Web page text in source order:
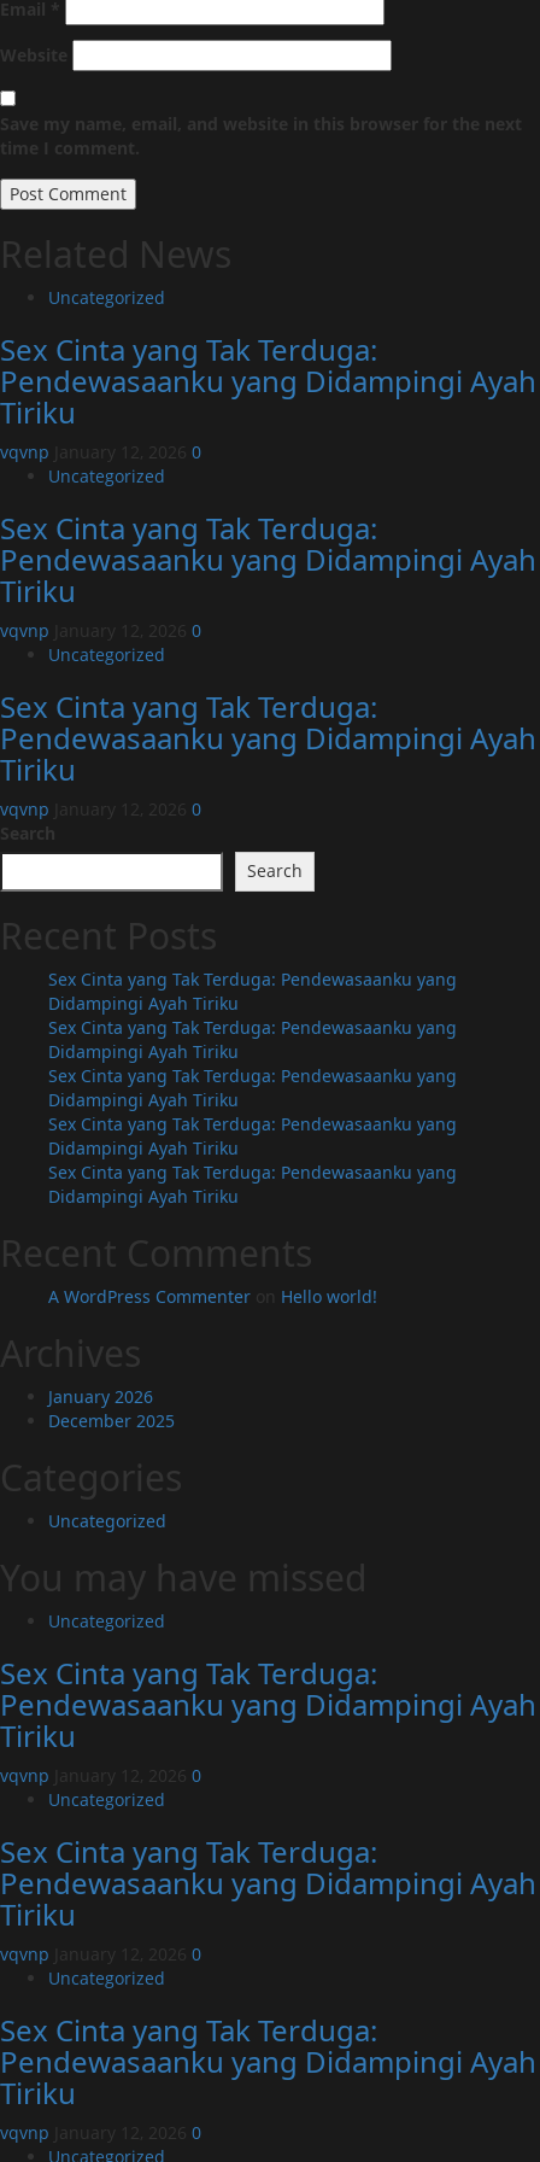
Email *
Website
Save my name, email, and website in this browser for the next
time I comment.
Related News
Uncategorized
Sex Cinta yang Tak Terduga:
Pendewasaanku yang Didampingi Ayah
Tiriku
vqvnp January 12, 2026 0
Uncategorized
Sex Cinta yang Tak Terduga:
Pendewasaanku yang Didampingi Ayah
Tiriku
vqvnp January 12, 2026 0
Uncategorized
Sex Cinta yang Tak Terduga:
Pendewasaanku yang Didampingi Ayah
Tiriku
vqvnp January 12, 2026 0
Search
Search
Recent Posts
Sex Cinta yang Tak Terduga: Pendewasaanku yang
Didampingi Ayah Tiriku
Sex Cinta yang Tak Terduga: Pendewasaanku yang
Didampingi Ayah Tiriku
Sex Cinta yang Tak Terduga: Pendewasaanku yang
Didampingi Ayah Tiriku
Sex Cinta yang Tak Terduga: Pendewasaanku yang
Didampingi Ayah Tiriku
Sex Cinta yang Tak Terduga: Pendewasaanku yang
Didampingi Ayah Tiriku
Recent Comments
A WordPress Commenter on Hello world!
Archives
January 2026
December 2025
Categories
Uncategorized
You may have missed
Uncategorized
Sex Cinta yang Tak Terduga:
Pendewasaanku yang Didampingi Ayah
Tiriku
vqvnp January 12, 2026 0
Uncategorized
Sex Cinta yang Tak Terduga:
Pendewasaanku yang Didampingi Ayah
Tiriku
vqvnp January 12, 2026 0
Uncategorized
Sex Cinta yang Tak Terduga:
Pendewasaanku yang Didampingi Ayah
Tiriku
vqvnp January 12, 2026 0
Uncategorized